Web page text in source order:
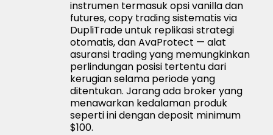
instrumen termasuk opsi vanilla dan
futures, copy trading sistematis via
DupliTrade untuk replikasi strategi
otomatis, dan AvaProtect — alat
asuransi trading yang memungkinkan
perlindungan posisi tertentu dari
kerugian selama periode yang
ditentukan. Jarang ada broker yang
menawarkan kedalaman produk
seperti ini dengan deposit minimum
$100.